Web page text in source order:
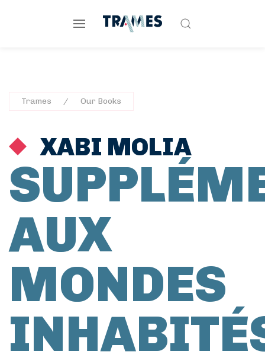
Trames Our Books
XABI MOLIA
AUX
MONDES